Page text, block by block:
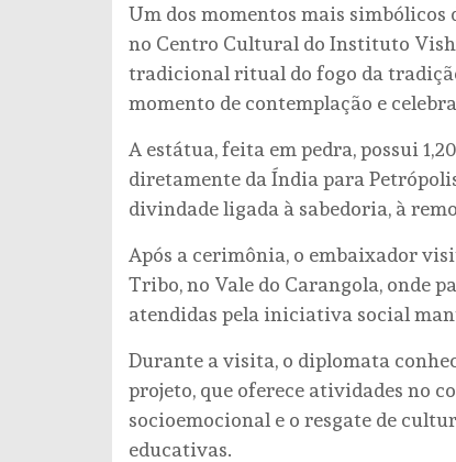
Um dos momentos mais simbólicos
no Centro Cultural do Instituto
tradicional ritual do fogo da
momento de contemplação e
A estátua, feita em pedra, possui
diretamente da Índia para
divindade ligada à sabedoria, à
Após a cerimônia, o embaixador
Tribo, no Vale do Carangola, onde
atendidas pela iniciativa social
Durante a visita, o diplomata
projeto, que oferece atividades no
socioemocional e o resgate de
educativas.